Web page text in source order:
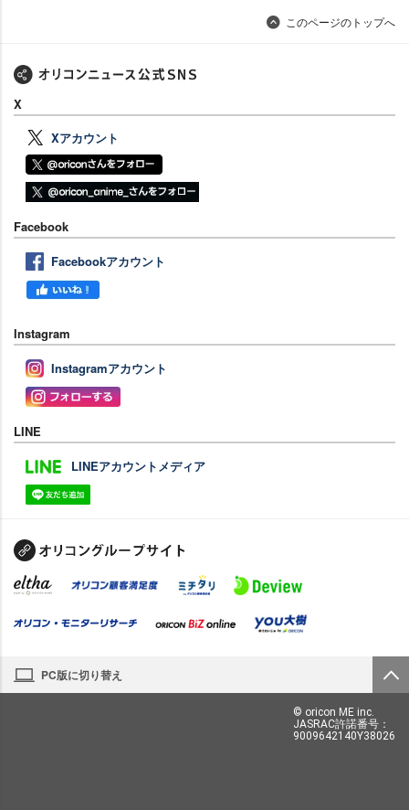
このページのトップへ
X
Xアカウント
Facebook
Facebookアカウント
Instagram
Instagramアカウント
LINE
LINEアカウントメディア
PC版に切り替え
© oricon ME inc.
JASRAC許諾番号：
9009642140Y38026